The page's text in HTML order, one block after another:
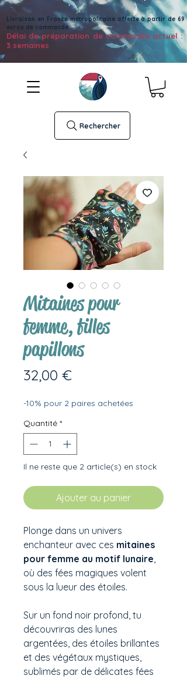
Livraison en France métropolitaine offerte à partir de 69
euros de commande
Délai de préparation de commande actuel :
3 semaines
Rechercher
Mitaines pour
femme, filles
papillons
32,00 €Prix
-10% pour 2 paires achetées
Quantité *
Il ne reste que 2 article(s) en stock
Ajouter au panier
Plonge dans un univers
enchanteur avec ces mitaines
pour femme au motif lunaire,
où des fées magiques volent
sous la lueur des étoiles.
Sur un fond noir profond, tu
découvriras des lunes
argentées, des étoiles brillantes
et des végétaux mystiques,
sublimés par de délicates fées